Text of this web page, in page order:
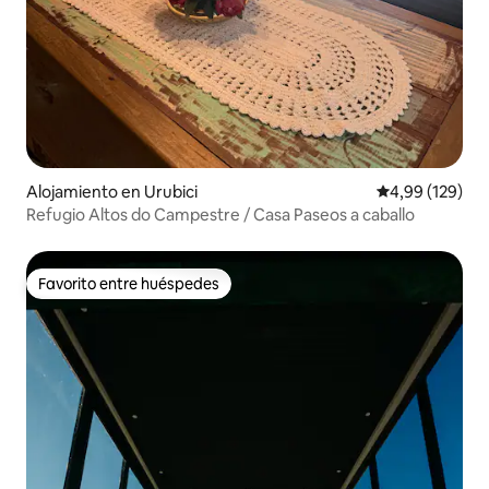
Alojamiento en Urubici Calificación
4,99 (129)
Refugio Altos do Campestre / Casa Paseos a caballo
Favorito entre huéspedes
Favorito entre huéspedes